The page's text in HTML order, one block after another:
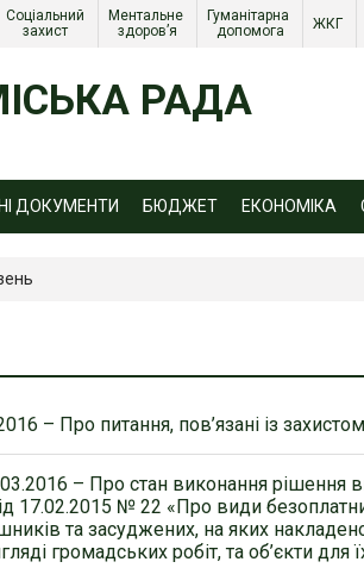
Соціальний
захист
Ментальне
здоров’я
Гуманітарна
допомога
ЖКГ
РАДА
ДОКУМЕНТИ БЮДЖЕТ ЕКОНОМІКА
– Про питання, пов’язані із
– Про стан виконання рішення
17.02.2015 № 22 «Про види
та засуджених, на яких
громадських робіт, та об’єкти для